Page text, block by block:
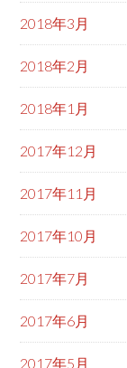
2018年3月
2018年2月
2018年1月
2017年12月
2017年11月
2017年10月
2017年7月
2017年6月
2017年5月